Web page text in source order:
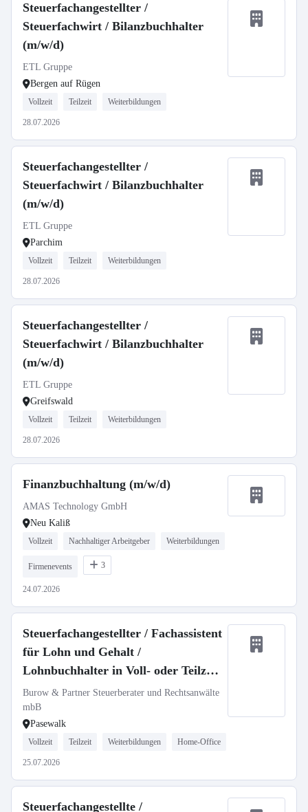
Steuerfachangestellter /
Steuerfachwirt / Bilanzbuchhalter
(m/w/d)
ETL Gruppe
Bergen auf Rügen
Vollzeit Teilzeit Weiterbildungen
28.07.2026
Steuerfachangestellter /
Steuerfachwirt / Bilanzbuchhalter
(m/w/d)
ETL Gruppe
Parchim
Vollzeit Teilzeit Weiterbildungen
28.07.2026
Steuerfachangestellter /
Steuerfachwirt / Bilanzbuchhalter
(m/w/d)
ETL Gruppe
Greifswald
Vollzeit Teilzeit Weiterbildungen
28.07.2026
Finanzbuchhaltung (m/w/d)
AMAS Technology GmbH
Neu Kaliß
Vollzeit Nachhaltiger Arbeitgeber Weiterbildungen
Firmenevents 3
24.07.2026
Steuerfachangestellter / Fachassistent
für Lohn und Gehalt /
Lohnbuchhalter in Voll- oder Teilzeit
(je m/w/d)
Burow & Partner Steuerberater und Rechtsanwälte
mbB
Pasewalk
Vollzeit Teilzeit Weiterbildungen Home-Office
25.07.2026
Steuerfachangestellte /